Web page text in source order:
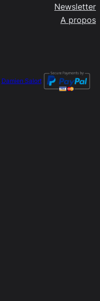
Newsletter
A propos
Damien Salort